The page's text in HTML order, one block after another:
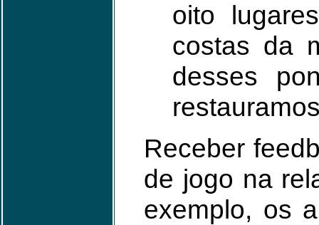
oito
costas da
desses
Receber
de jogo na
exemplo, os